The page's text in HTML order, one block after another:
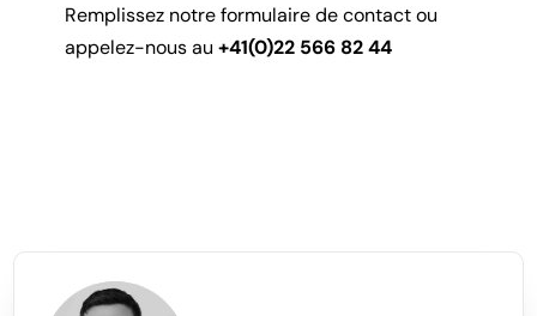
Remplissez notre formulaire de contact ou
appelez-nous au +41(0)22 566 82 44